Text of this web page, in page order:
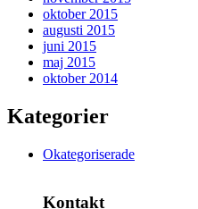
oktober 2015
augusti 2015
juni 2015
maj 2015
oktober 2014
Kategorier
Okategoriserade
Kontakt